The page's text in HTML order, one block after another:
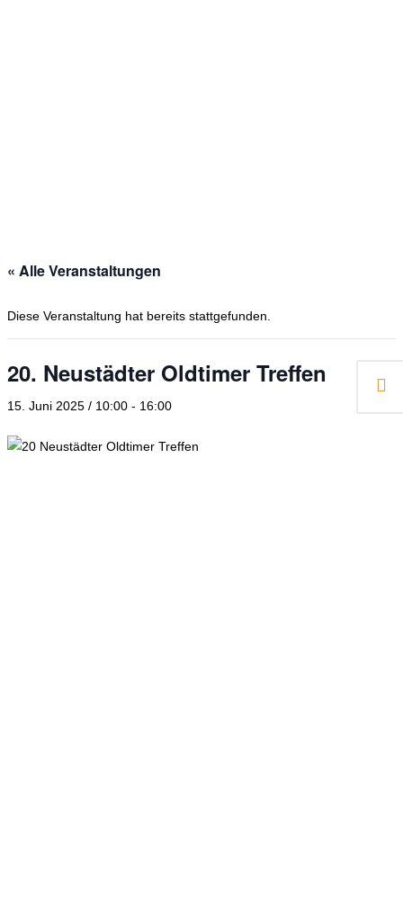
« Alle Veranstaltungen
Diese Veranstaltung hat bereits stattgefunden.
20. Neustädter Oldtimer Treffen
15. Juni 2025 / 10:00 - 16:00